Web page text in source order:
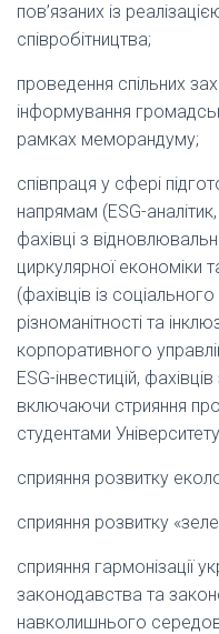
пов’язаних із
співробітництва;
проведення спільних
інформування
рамках меморандуму;
співпраця у сфері
напрямам (ESG-
фахівці з
циркулярної економіки
(фахівців із соціального
різноманітності та
корпоративного
ESG-інвестицій,
включаючи стрияння
студентами
сприяння розвитку
сприяння розвитку
сприяння гармонізації
законодавства та
навколишнього